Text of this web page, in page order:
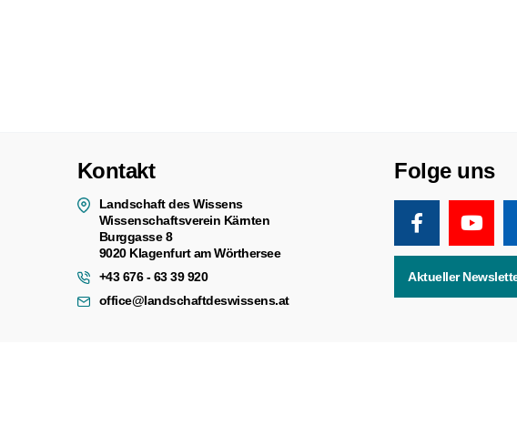
Kontakt
Landschaft des Wissens
Wissenschaftsverein Kärnten
Burggasse 8
9020 Klagenfurt am Wörthersee
+43 676 - 63 39 920
office@landschaftdeswissens.at
Folge uns
Aktueller